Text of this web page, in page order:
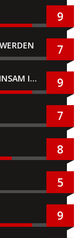
9
7
SUPER MARIO BROS. WONDER + GEMEINSAM IM BELLABEL-PARK 9
7
8
5
9